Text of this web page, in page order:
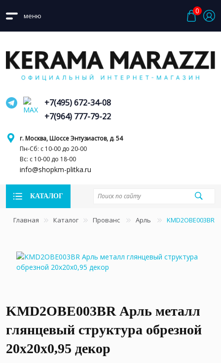
меню
0
г. Москва, Шоссе Энтузиастов, д. 54
Пн-Сб: с 10-00 до 20-00
Вс: с 10-00 до 18-00
info@shopkm-plitka.ru
+7(495) 672-34-08
+7(964) 777-79-22
КАТАЛОГ
Главная Каталог Прованс Арль
KMD2OBE003BR Арль металл
глянцевый структура обрезной
20x20x0,95 декор